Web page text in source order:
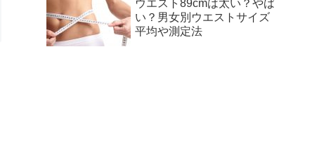
ウエスト89cmは太い？やば
い？男女別ウエストサイズ
平均や測定法